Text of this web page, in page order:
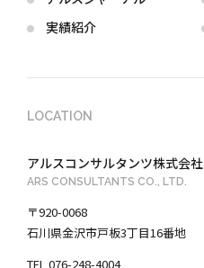
実績紹介
LOCATION
アルスコンサルタンツ株式会社
ARS CONSULTANTS CO., LTD.
〒920-0068
石川県金沢市戸板3丁目16番地
TEL 076-248-4004